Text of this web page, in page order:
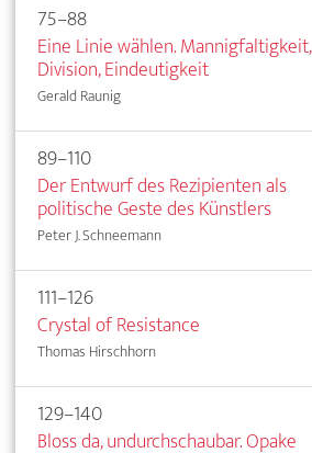
75–88
Eine Linie wählen. Mannigfaltigkeit,
Division, Eindeutigkeit
Gerald Raunig
89–110
Der Entwurf des Rezipienten als
politische Geste des Künstlers
Peter J. Schneemann
111–126
Crystal of Resistance
Thomas Hirschhorn
129–140
Bloss da, undurchschaubar. Opake